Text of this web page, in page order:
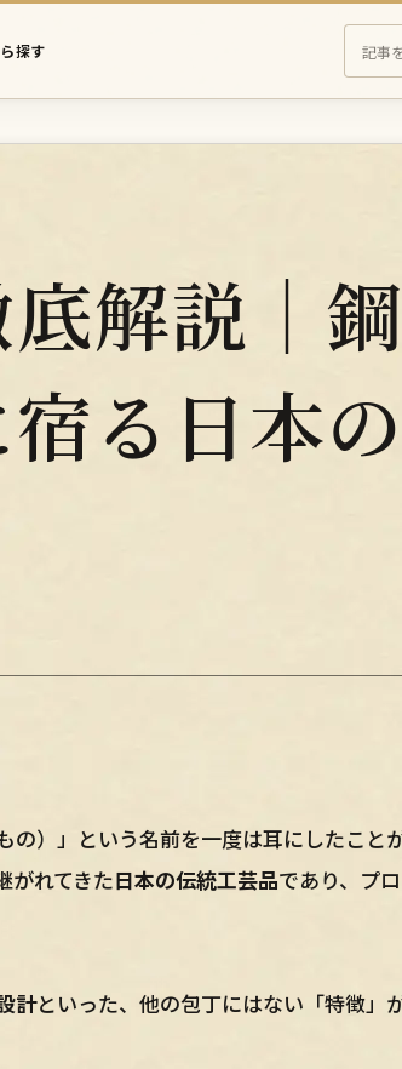
探す
え
さ
む
検
索
解説｜
る日本
）」という名前を一度は耳にしたこと
がれてきた日本の伝統工芸品であり、プ
計といった、他の包丁にはない「特徴」